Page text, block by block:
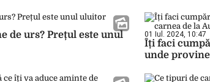
de urs? Prețul este unul
01 Iul. 2024, 10:47
Îți faci
unde